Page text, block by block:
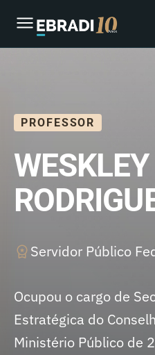
PROFESSOR
WESKLEY
Servidor Público
Ocupou o cargo de
Estratégica do
Ministério Público de